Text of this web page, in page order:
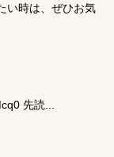
い時は、ぜひお気
先読...